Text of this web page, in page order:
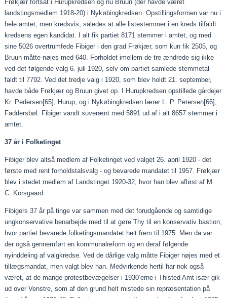
Frøkjær fortsat i Hurupkredsen og nu Bruun (der havde været
landstingsmedlem 1918-20) i Nykøbingkredsen. Opstillingsformen var nu i
hele amtet, men kredsvis, således at alle listestemmer i en kreds tilfaldt
kredsens egen kandidat. I alt fik partiet 8171 stemmer i amtet, og med
sine 5026 overtrumfede Fibiger i den grad Frøkjær, som kun fik 2505, og
Bruun måtte nøjes med 640. Forholdet imellem de tre ændrede sig ikke
ved det følgende valg 6. juli 1920, selv om partiet samlede stemmetal
faldt til 7792. Ved det tredje valg i 1920, som blev holdt 21. september,
havde både Frøkjær og Bruun givet op. I Hurupkredsen opstillede gårdejer
Kr. Pedersen[65] , Hurup, og i Nykøbingkredsen lærer L. P. Petersen[66]
Faddersbøl. Fibiger vandt suverænt med 5891 ud af i alt 8657 stemmer i
amtet.
37 år i Folketinget
Fibiger blev altså medlem af Folketinget ved valget 26. april 1920 - det
første med rent forholdstalsvalg - og bevarede mandatet til 1957. Frøkjær
blev i stedet medlem af Landstinget 1920-32, hvor han blev afløst af M.
C. Korsgaard.
Fibigers 37 år på tinge var sammen med det forudgående og samtidige
ungkonservative benarbejde med til at gøre Thy til en konservativ bastion,
hvor partiet bevarede folketingsmandatet helt frem til 1975. Men da var
der også gennemført en kommunalreform og en deraf følgende
nyinddeling af valgkredse. Ved de dårlige valg måtte Fibiger nøjes med et
tillægsmandat, men valgt blev han. Medvirkende hertil har nok også
været, at de mange protestbevægelser i 1930’erne i Thisted Amt især gik
ud over Venstre, som af den grund helt mistede sin repræsentation på